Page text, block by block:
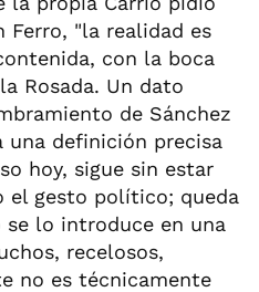
Ferro, "la realidad es
con la boca
Rosada. Un dato
de Sánchez
una definición precisa
hoy, sigue sin estar
el gesto político; queda
se lo introduce en una
recelosos,
no es técnicamente